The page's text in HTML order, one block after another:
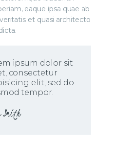
eaque ipsa quae ab
et quasi architecto
ipsum dolor sit
consectetur
elit, sed do
tempor.
Smith